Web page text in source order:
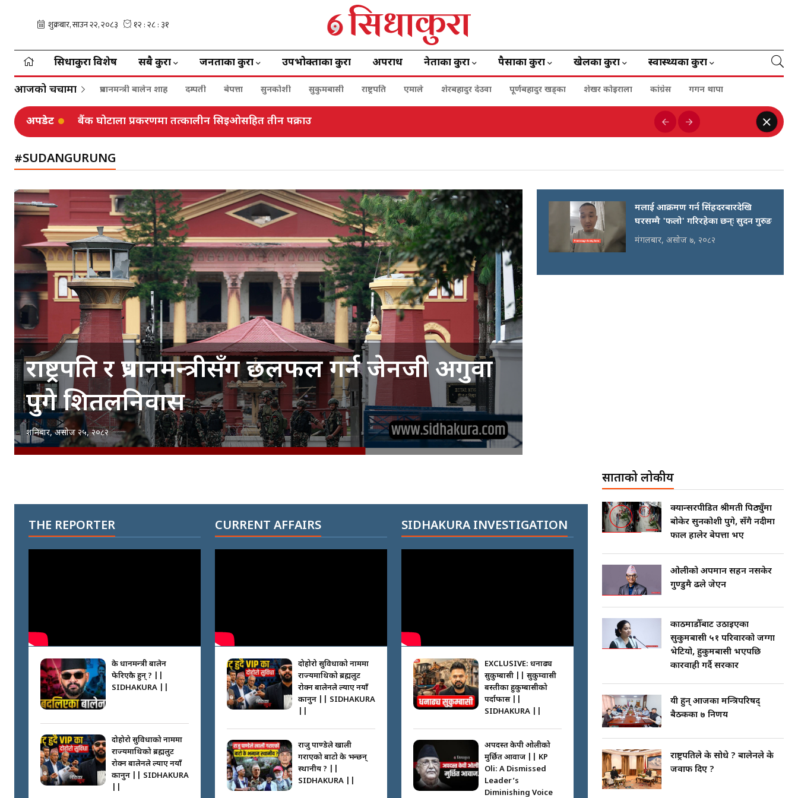
सिधाकुरा विशेष सबै कुरा जनताका कुरा उपभोक्ताका कुरा अपराध नेताका कुरा पैसाका कुरा खेलका कुरा स्वास्थ्यका कुरा
आजको चर्चामा प्रधानमन्त्री बालेन शाह दम्पती बेपत्ता सुनकोशी सुकुमबासी राष्ट्रपति एमाले शेरबहादुर देउवा पूर्णबहादुर खड्का शेखर कोइराला कांग्रेस गगन थापा
अपडेट बैंक घोटाला प्रकरणमा तत्कालीन सिइओसहित तीन पक्राउ
#SUDANGURUNG
राष्ट्रपति र प्रधानमन्त्रीसँग छलफल गर्न जेनजी अगुवा
पुगे शितलनिवास
शनिबार, असोज २५, २०८२
मलाई आक्रमण गर्न सिंहदरबारदेखि
घरसम्मै 'फलो' गरिरहेका छन्ः सुदन गुरुङ
मंगलबार, असोज ७, २०८२
THE REPORTER
के प्रधानमन्त्री बालेन
फेरिएकै हुन् ? ||
SIDHAKURA ||
दोहोरो सुविधाको नाममा
राज्यमाथिको ब्रह्मलुट
रोक्न बालेनले ल्याए नयाँ
कानुन || SIDHAKURA
CURRENT AFFAIRS
दोहोरो सुविधाको नाममा
राज्यमाथिको ब्रह्मलुट
रोक्न बालेनले ल्याए नयाँ
कानुन || SIDHAKURA
राजु पाण्डेले खाली
गराएको बाटो के भन्छन्
स्थानीय ? ||
SIDHAKURA ||
SIDHAKURA INVESTIGATION
EXCLUSIVE: धनाढ्य
सुकुम्बासी || सुकुम्वासी
बस्तीका हुकुम्बासीको
पर्दाफास ||
SIDHAKURA ||
अपदस्त केपी ओलीको
मुर्छित आवाज || KP
Oli: A Dismissed
Leader’s
Diminishing Voice
साताको लोकप्रीय
क्यान्सरपीडित श्रीमती पिठ्युँमा
बोकेर सुनकोशी पुगे, सँगै नदीमा
फाल हालेर बेपत्ता भए
ओलीको अपमान सहन नसकेर
गुण्डुमै ढले जेएन
काठमाडौँबाट उठाइएका
सुकुमबासी ५१ परिवारको जग्गा
भेटियो, हुकुमबासी भएपछि
कारवाही गर्दै सरकार
यी हुन् आजका मन्त्रिपरिषद्
बैठकका ७ निर्णय
राष्ट्रपतिले के सोधे ? बालेनले के
जवाफ दिए ?